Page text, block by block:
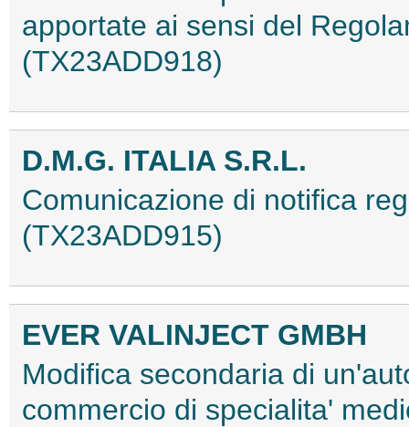
apportate ai sensi del
(TX23ADD918)
D.M.G. ITALIA S.R.L.
Comunicazione di notifica
(TX23ADD915)
EVER VALINJECT GMBH
Modifica secondaria di
commercio di specialita'